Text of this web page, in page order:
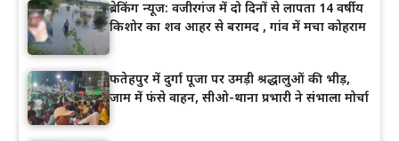
ब्रेकिंग न्यूज: वजीरगंज में दो दिनों से लापता 14 वर्षीय
किशोर का शव आहर से बरामद , गांव में मचा कोहराम
फतेहपुर में दुर्गा पूजा पर उमड़ी श्रद्धालुओं की भीड़,
जाम में फंसे वाहन, सीओ-थाना प्रभारी ने संभाला मोर्चा